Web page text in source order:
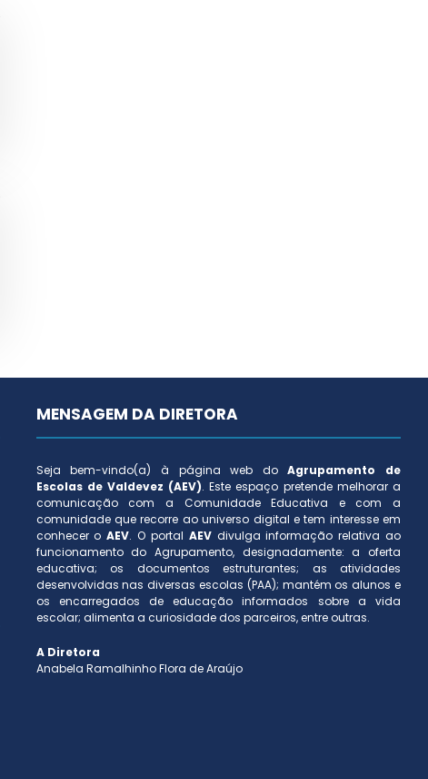
MENSAGEM DA DIRETORA
Seja bem-vindo(a) à página web doAgrupamento de
Escolas de Valdevez (AEV). Este espaço pretende melhorar a
comunicação com a Comunidade Educativa e com a
comunidade que recorre ao universo digital e tem interesse em
conhecer oAEV. O portal AEVdivulga informação relativa ao
funcionamento do Agrupamento, designadamente: a oferta
educativa; os documentos estruturantes; as atividades
desenvolvidas nas diversas escolas (PAA); mantém os alunos e
os encarregados de educação informados sobre a vida
escolar; alimenta a curiosidade dos parceiros, entre outras.
A Diretora
Anabela Ramalhinho Flora de Araújo